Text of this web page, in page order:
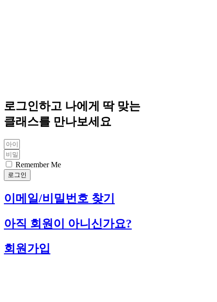
로그인하고 나에게 딱 맞는
클래스를 만나보세요
Remember Me
로그인
이메일/비밀번호 찾기
아직 회원이 아니신가요?
회원가입